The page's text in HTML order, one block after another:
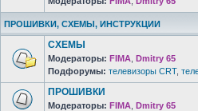
ПРОШИВКИ, СХЕМЫ, ИНСТРУКЦИИ
СХЕМЫ
Модераторы: FIMA Dmitry 65
Подфорумы: телевизоры CRT,
ПРОШИВКИ
Модераторы: FIMA Dmitry 65